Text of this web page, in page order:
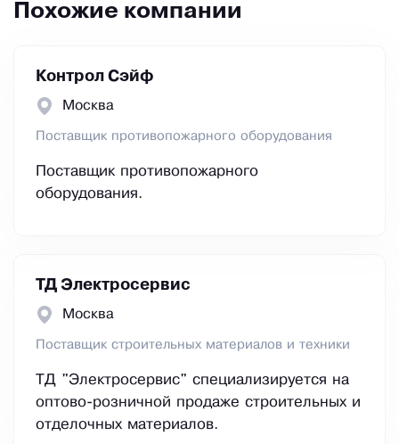
Похожие компании
Контрол Сэйф
Москва
Поставщик противопожарного оборудования
Поставщик противопожарного
оборудования.
ТД Электросервис
Москва
Поставщик строительных материалов и техники
ТД "Электросервис" специализируется на
оптово-розничной продаже строительных и
отделочных материалов.